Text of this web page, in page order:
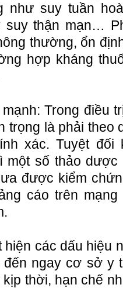
như suy tuần
suy thận mạn…
thường, ổn
hợp kháng
Trong điều trị
trọng là phải theo
xác. Tuyệt đối
một số thảo
được kiểm
cáo trên
các dấu hiệu
ngay cơ sở y
thời, hạn chế